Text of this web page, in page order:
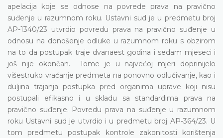
apelacija koje se odnose na povrede prava na pravično
suđenje u razumnom roku. Ustavni sud je u predmetu broj
AP-1340/23 utvrdio povredu prava na pravično suđenje u
odnosu na donošenje odluke u razumnom roku s obzirom
na to da postupak traje dvanaest godina i sedam mjeseci i
još nije okončan. Tome je u najvećoj mjeri doprinijelo
višestruko vraćanje predmeta na ponovno odlučivanje, kao i
duljina trajanja postupka pred organima uprave koji nisu
postupali efikasno i u skladu sa standardima prava na
pravično suđenje. Povredu prava na suđenje u razumnom
roku Ustavni sud je utvrdio i u predmetu broj AP-364/23. U
tom predmetu postupak kontrole zakonitosti korištenja